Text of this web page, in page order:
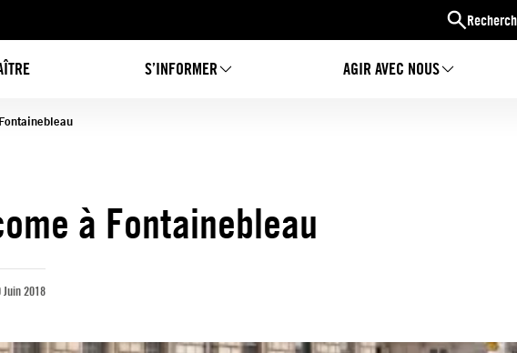
S’INFORMER AGIR AVEC NOUS
à Fontainebleau
Juin 2018